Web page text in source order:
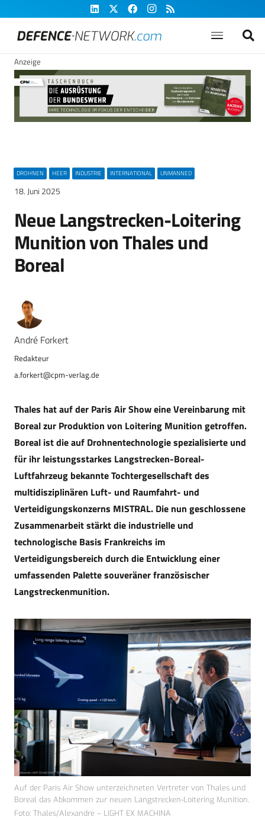
Anzeige
DROHNEN HEER INDUSTRIE INTERNATIONAL UNMANNED
18. Juni 2025
Neue Langstrecken-Loitering
Munition von Thales und
Boreal
André Forkert
a.forkert@cpm-verlag.de
Thales hat auf der Paris Air Show eine Vereinbarung mit
Boreal zur Produktion von Loitering Munition getroffen.
Boreal ist die auf Drohnentechnologie spezialisierte und
für ihr leistungsstarkes Langstrecken-Boreal-
Luftfahrzeug bekannte Tochtergesellschaft des
multidisziplinären Luft- und Raumfahrt- und
Verteidigungskonzerns MISTRAL. Die nun geschlossene
Zusammenarbeit stärkt die industrielle und
technologische Basis Frankreichs im
Verteidigungsbereich durch die Entwicklung einer
umfassenden Palette souveräner französischer
Langstreckenmunition.
Auf der Paris Air Show unterzeichneten Vertreter von Thales und
Boreal das Abkommen zur neuen Langstrecken-Loitering Munition.
Foto: Thales/Alexandre – LIGHT EX MACHINA